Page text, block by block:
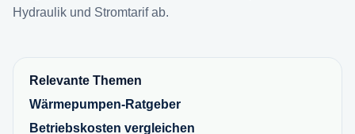
Hydraulik und Stromtarif ab.
Relevante Themen
Wärmepumpen-Ratgeber
Betriebskosten vergleichen